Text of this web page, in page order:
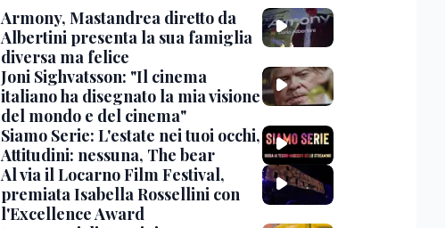
Armony, Mastandrea diretto da
Albertini presenta la sua famiglia
diversa ma felice
Joni Sighvatsson: "Il cinema
italiano ha disegnato la mia visione
del mondo e del cinema"
Siamo Serie: L'estate nei tuoi occhi,
Attitudini: nessuna, The bear
Al via il Locarno Film Festival,
premiata Isabella Rossellini con
l'Excellence Award